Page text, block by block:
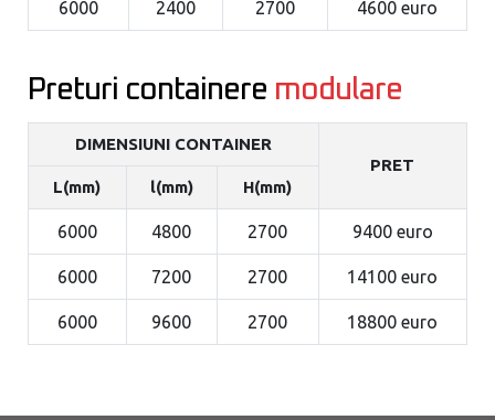
6000 2400 2700 4600 euro
Preturi containere modulare
DIMENSIUNI CONTAINER
PRET
L(mm)
l(mm) H(mm)
6000 4800 2700 9400 euro
6000 7200 2700 14100 euro
6000 9600 2700 18800 euro